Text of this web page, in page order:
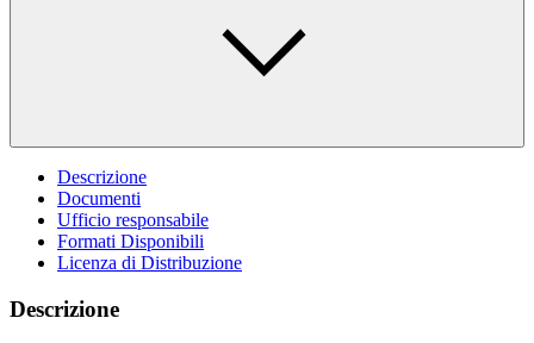
Descrizione
Documenti
Ufficio responsabile
Formati Disponibili
Licenza di Distribuzione
Descrizione